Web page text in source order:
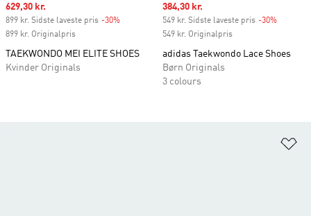
Sale price
629,30 kr.
899 kr. Sidste laveste pris -30%
899 kr. Originalpris
TAEKWONDO MEI ELITE SHOES
Kvinder Originals
Sale price
384,30 kr.
549 kr. Sidste laveste pris -30%
549 kr. Originalpris
adidas Taekwondo Lace Shoes
Børn Originals
3 colours